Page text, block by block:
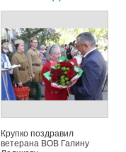
Крупко поздравил
ветерана ВОВ Галину